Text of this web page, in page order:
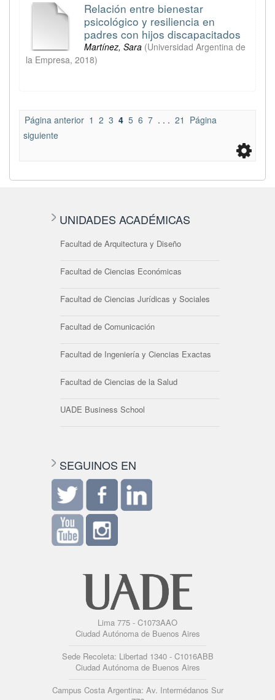
Relación entre bienestar
psicológico y resiliencia en
padres con hijos discapacitados
Martínez, Sara (Universidad Argentina de
la Empresa, 2018)
Página anterior 1 2 3 4 5 6 7 . . . 21 Página
siguiente
UNIDADES ACADÉMICAS
Facultad de Arquitectura y Diseño
Facultad de Ciencias Económicas
Facultad de Ciencias Jurídicas y Sociales
Facultad de Comunicación
Facultad de Ingeniería y Ciencias Exactas
Facultad de Ciencias de la Salud
UADE Business School
SEGUINOS EN
Lima 775 - C1073AAO
Ciudad Autónoma de Buenos Aires
Sede Recoleta: Libertad 1340 - C1016ABB
Ciudad Autónoma de Buenos Aires
Campus Costa Argentina: Av. Intermédanos Sur